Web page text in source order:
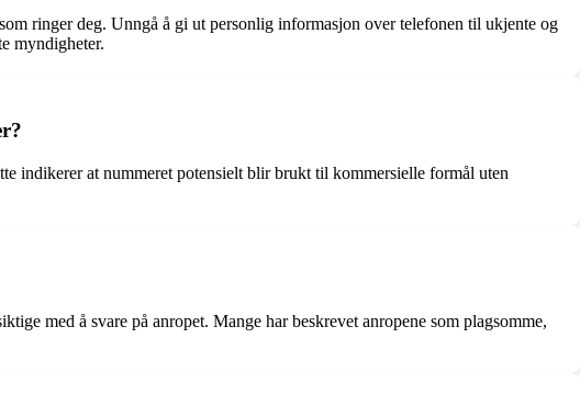
ringer deg. Unngå å gi ut personlig informasjon over telefonen til ukjente og
myndigheter.
indikerer at nummeret potensielt blir brukt til kommersielle formål uten
med å svare på anropet. Mange har beskrevet anropene som plagsomme,